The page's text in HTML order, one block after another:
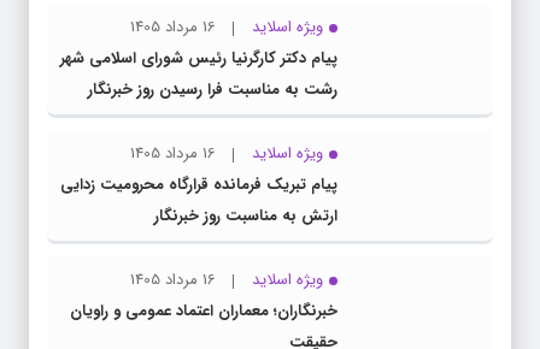
ویژه اسلاید
16 مرداد 1405
پیام دکتر کارگرنیا رئیس شورای اسلامی شهر
رشت به مناسبت فرا رسیدن روز خبرنگار
ویژه اسلاید
16 مرداد 1405
پیام تبریک فرمانده قرارگاه محرومیت‌ زدایی
ارتش به مناسبت روز خبرنگار
ویژه اسلاید
16 مرداد 1405
خبرنگاران؛ معماران اعتماد عمومی و راویان
حقیقت